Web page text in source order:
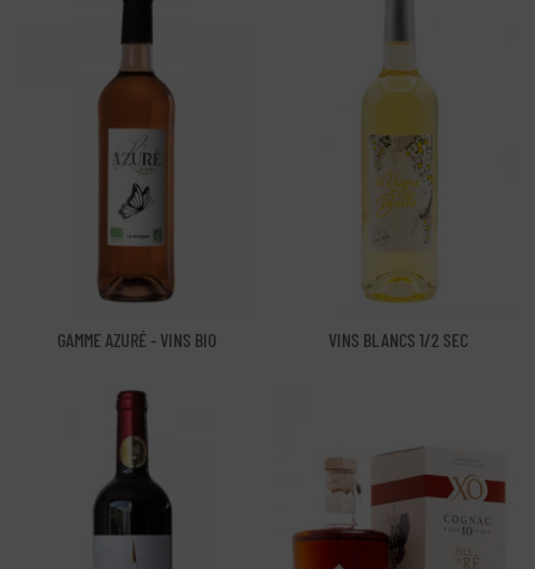
GAMME AZURÉ - VINS BIO VINS BLANCS 1/2 SEC